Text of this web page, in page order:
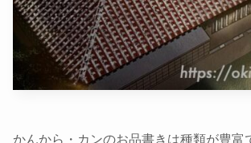
かんから・カンのお品書きは種類が豊富